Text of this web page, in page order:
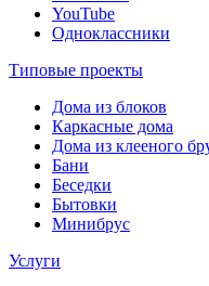
YouTube
Одноклассники
Типовые проекты
Дома из блоков
Каркасные дома
Дома из клееного
Бани
Беседки
Бытовки
Минибрус
Услуги